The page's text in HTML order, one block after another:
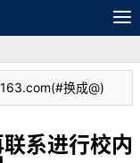
换成@)
系进行校内